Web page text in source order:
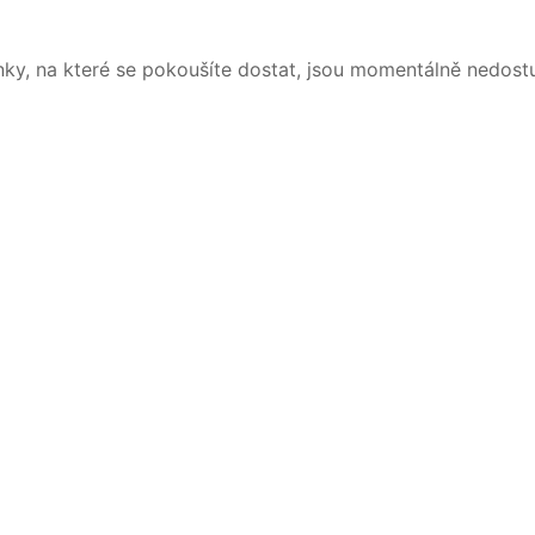
na které se pokoušíte dostat, jsou momentálně